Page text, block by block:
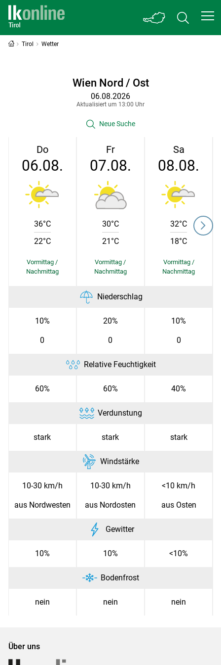
Skip to main content
Tirol Wetter
Wien Nord / Ost
06.08.2026
Aktualisiert um 13:00 Uhr
Neue Suche
Do
06.08.
Fr
07.08.
Sa
08.08.
36°C
22°C
30°C
21°C
32°C
18°C
Niederschlag
10%
0
20%
0
10%
0
Relative Feuchtigkeit
60% 60% 40%
Verdunstung
stark stark stark
Windstärke
10-30 km/h
aus Nordwesten
10-30 km/h
aus Nordosten
<10 km/h
aus Osten
Gewitter
10% 10% <10%
Bodenfrost
nein nein nein
Über uns